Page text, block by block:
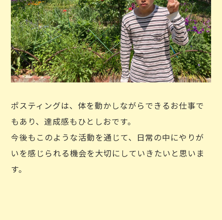
ポスティングは、体を動かしながらできるお仕事で
もあり、達成感もひとしおです。
今後もこのような活動を通じて、日常の中にやりが
いを感じられる機会を大切にしていきたいと思いま
す。